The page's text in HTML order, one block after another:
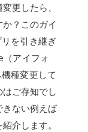
更したら、
？このガイ
を引き継ぎ
アイフォ
種変更して
ご存知でし
きない例えば
介します。